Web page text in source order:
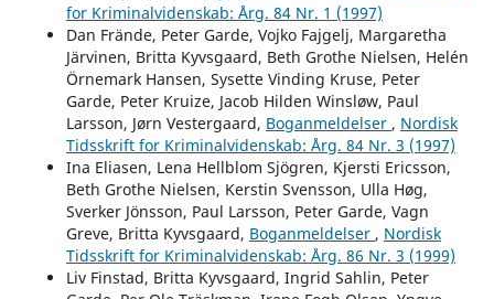
for Kriminalvidenskab: Årg. 84 Nr. 1 (1997)
Dan Frände, Peter Garde, Vojko Fajgelj, Margaretha
Järvinen, Britta Kyvsgaard, Beth Grothe Nielsen, Helén
Örnemark Hansen, Sysette Vinding Kruse, Peter
Garde, Peter Kruize, Jacob Hilden Winsløw, Paul
Larsson, Jørn Vestergaard, Boganmeldelser , Nordisk
Tidsskrift for Kriminalvidenskab: Årg. 84 Nr. 3 (1997)
Ina Eliasen, Lena Hellblom Sjögren, Kjersti Ericsson,
Beth Grothe Nielsen, Kerstin Svensson, Ulla Høg,
Sverker Jönsson, Paul Larsson, Peter Garde, Vagn
Greve, Britta Kyvsgaard, Boganmeldelser , Nordisk
Tidsskrift for Kriminalvidenskab: Årg. 86 Nr. 3 (1999)
Liv Finstad, Britta Kyvsgaard, Ingrid Sahlin, Peter